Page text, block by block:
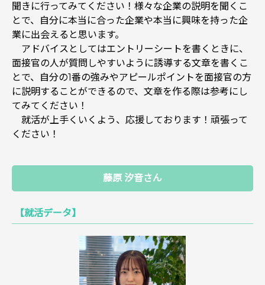
聞きに行ってみてください！様々な企業の説明を聞くこ
とで、自分に本当に合った企業や本当に興味を持った企
業に出会えると思います。
アドバイスとしてはエントリーシートを書くときに、
面接官の人が質問しやすいように誘導する文章を書くこ
とで、自分の1番の強みやアピールポイントを面接官の方
に説明することができるので、文章を作る際は参考にし
てみてください！
就活が上手くいくよう、応援しております！頑張って
ください！
藤原 汐音さん
【就活データ】